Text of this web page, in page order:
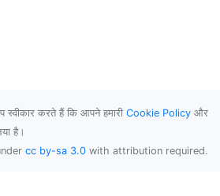
स्वीकार करते हैं कि आपने हमारी Cookie Policy और
है।
cc by-sa 3.0 with attribution required.